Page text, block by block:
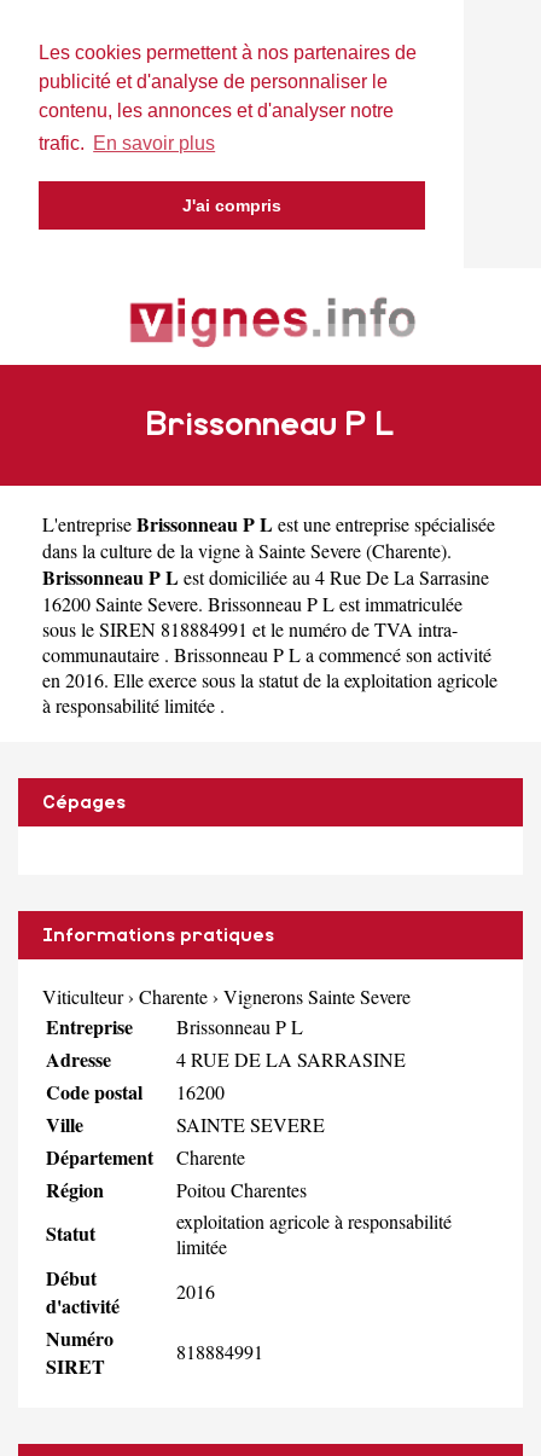
Les cookies permettent à nos partenaires de
publicité et d'analyse de personnaliser le
contenu, les annonces et d'analyser notre
trafic. En savoir plus
J'ai compris
Brissonneau P L
L'entrepriseBrissonneau P Lest uneentreprise spécialisée
dans la culture de la vigne à Sainte Severe(Charente).
Brissonneau P Lest domiciliée au 4 Rue De La Sarrasine
16200 Sainte Severe. Brissonneau P L est immatriculée
sous le SIREN 818884991 et le numéro de TVA intra-
communautaire . Brissonneau P L a commencé son activité
en 2016. Elle exerce sous la statut de la exploitation agricole
à responsabilité limitée .
Cépages
Informations pratiques
Viticulteur› Charente› Vignerons Sainte Severe
Entreprise Brissonneau P L
Adresse 4 RUE DE LA SARRASINE
Code postal 16200
Ville SAINTE SEVERE
Département Charente
Région Poitou Charentes
Statut
exploitation agricole à responsabilité
limitée
Début
d'activité
2016
Numéro
SIRET
818884991